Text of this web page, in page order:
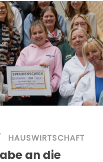
HAUSWIRTSCHAFT
an die